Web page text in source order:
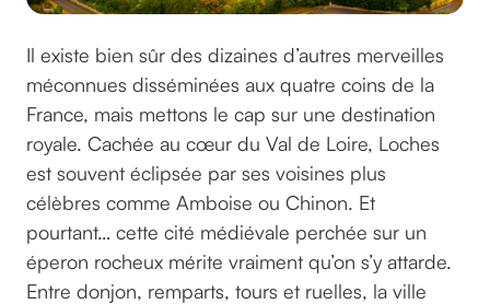
Il existe bien sûr des dizaines d’autres merveilles
méconnues disséminées aux quatre coins de la
France, mais mettons le cap sur une destination
royale. Cachée au cœur du Val de Loire, Loches
est souvent éclipsée par ses voisines plus
célèbres comme Amboise ou Chinon. Et
pourtant… cette cité médiévale perchée sur un
éperon rocheux mérite vraiment qu’on s’y attarde.
Entre donjon, remparts, tours et ruelles, la ville